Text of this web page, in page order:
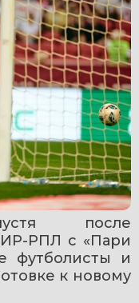
после
РПЛ с «Пари
футболисты и
к новому